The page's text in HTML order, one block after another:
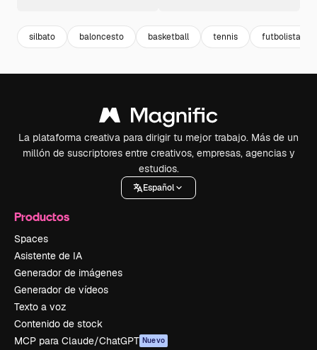
silbato baloncesto basketball tennis futbolista
La plataforma creativa para dirigir tu mejor trabajo. Más de un
millón de suscriptores entre creativos, empresas, agencias y
estudios.
Español
Productos
Spaces
Asistente de IA
Generador de imágenes
Generador de vídeos
Texto a voz
Contenido de stock
MCP para Claude/ChatGPT Nuevo